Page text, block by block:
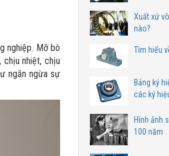
nghiệp. Mỡ bò
nhiệt, chịu
ngăn ngừa sự
Xuất xứ
nào?
Tìm hiểu
Bảng ký
các ký
Hình ảnh
100 năm